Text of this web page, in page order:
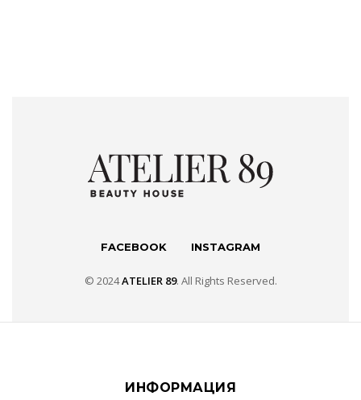
FACEBOOK INSTAGRAM
© 2024ATELIER 89. All Rights Reserved.
ИНФОРМАЦИЯ